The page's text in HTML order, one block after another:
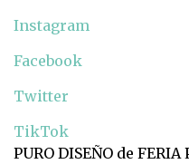
Instagram
Facebook
Twitter
TikTok
PURO DISEÑO de FERIA